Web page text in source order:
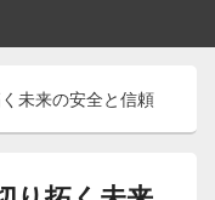
未来の安全と信頼